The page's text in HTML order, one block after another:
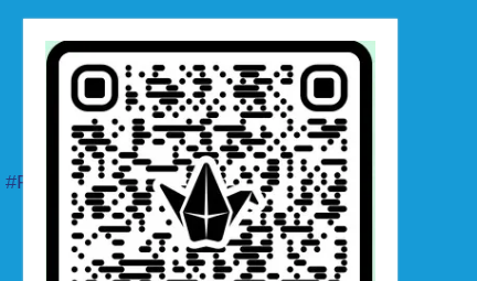
#FoodReformUA